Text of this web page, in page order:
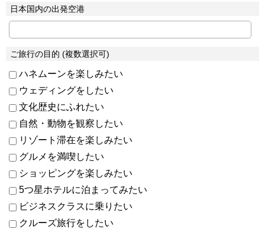
日本国内の出発空港
ご旅行の目的 (複数選択可)
ハネムーンを楽しみたい
ウェディングをしたい
文化歴史にふれたい
自然・動物を観察したい
リゾート滞在を楽しみたい
グルメを満喫したい
ショッピングを楽しみたい
5つ星ホテルに泊まってみたい
ビジネスクラスに乗りたい
クルーズ旅行をしたい